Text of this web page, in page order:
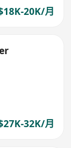
20K/月
32K/月